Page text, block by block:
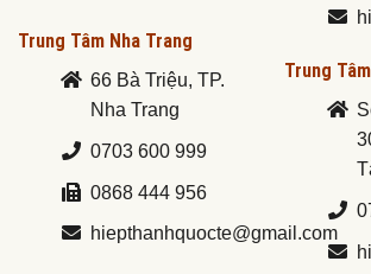
Trung Tâm Nha Trang
66 Bà Triệu, TP.
Nha Trang
0703 600 999
0868 444 956
hiepthanhquocte@gmail.com
Trung